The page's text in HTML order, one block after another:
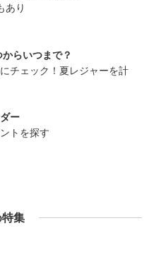
あり
らいつまで？
チェック！夏レジャーを計
ー
トを探す
集